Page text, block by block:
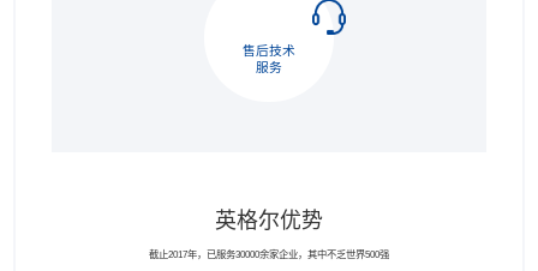
售后技术
服务
英格尔优势
截止2017年，已服务30000余家企业，其中不乏世界500强